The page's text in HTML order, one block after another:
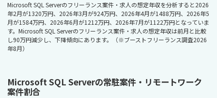
Microsoft SQL Serverのフリーランス案件・求人の想定年収を分析すると2026
年2月が1320万円、2026年3月が924万円、2026年4月が1488万円、2026年5
月が1584万円、2026年6月が1212万円、2026年7月が1122万円となっていま
す。Microsoft SQL Serverのフリーランス案件・求人の想定年収は前月と比較
し90万円減少し、下降傾向にあります。（※ブーストフリーランス調査2026
年8月）
Microsoft SQL Serverの常駐案件・リモートワーク
案件割合